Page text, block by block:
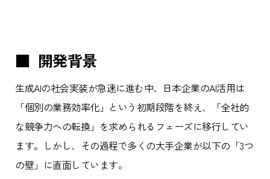
■ 開発背景
生成AIの社会実装が急速に進む中、日本企業のAI活用は
「個別の業務効率化」という初期段階を終え、「全社的
な競争力への転換」を求められるフェーズに移行してい
ます。しかし、その過程で多くの大手企業が以下の「3つ
の壁」に直面しています。